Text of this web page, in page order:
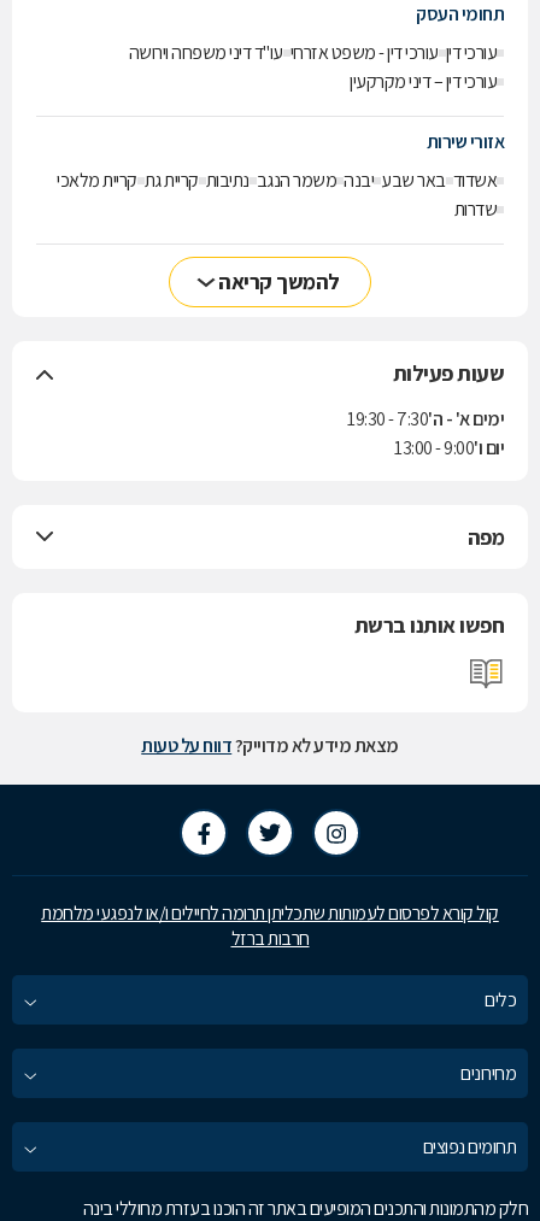
תחומי העסק
עורכי דין עורכי דין - משפט אזרחי עו"ד דיני משפחה וירושה
עורכי דין – דיני מקרקעין
אזורי שירות
אשדוד באר שבע יבנה משמר הנגב נתיבות קריית גת קריית מלאכי
שדרות
להמשך קריאה
שעות פעילות
ימים א' - ה'7:30 - 19:30
יום ו'9:00 - 13:00
מפה
חפשו אותנו ברשת
מצאת מידע לא מדוייק?דווח על טעות
קול קורא לפרסום לעמותות שתכליתן תרומה לחיילים ו/או לנפגעי מלחמת
חרבות ברזל
כלים
מחירונים
תחומים נפוצים
חלק מהתמונות והתכנים המופיעים באתר זה הוכנו בעזרת מחוללי בינה